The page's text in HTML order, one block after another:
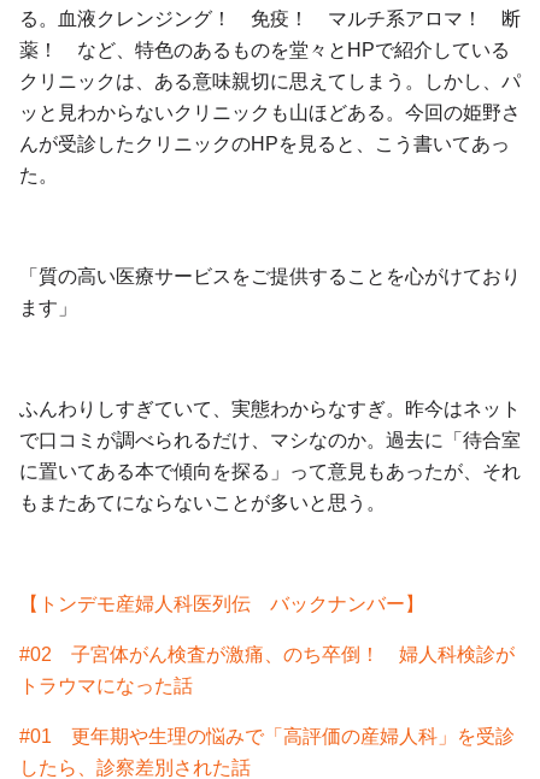
る。血液クレンジング！ 免疫！ マルチ系アロマ！ 断
薬！ など、特色のあるものを堂々とHPで紹介している
クリニックは、ある意味親切に思えてしまう。しかし、パ
ッと見わからないクリニックも山ほどある。今回の姫野さ
んが受診したクリニックのHPを見ると、こう書いてあっ
た。
「質の高い医療サービスをご提供することを心がけており
ます」
ふんわりしすぎていて、実態わからなすぎ。昨今はネット
で口コミが調べられるだけ、マシなのか。過去に「待合室
に置いてある本で傾向を探る」って意見もあったが、それ
もまたあてにならないことが多いと思う。
【トンデモ産婦人科医列伝 バックナンバー】
#02 子宮体がん検査が激痛、のち卒倒！ 婦人科検診が
トラウマになった話
#01 更年期や生理の悩みで「高評価の産婦人科」を受診
したら、診察差別された話